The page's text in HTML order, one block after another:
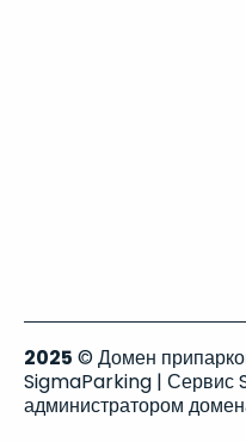
2025 © Домен
SigmaParking | Сервис
администратором